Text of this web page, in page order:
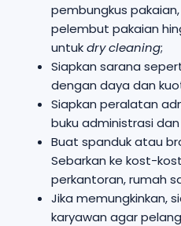
pembungkus
pelembut pakaian
untukdry cleaning;
Siapkan sarana
dengan daya dan
Siapkan peralatan
buku administrasi
Buat spanduk atau
Sebarkan ke kost-
perkantoran, rumah
Jika memungkinkan,
karyawan agar